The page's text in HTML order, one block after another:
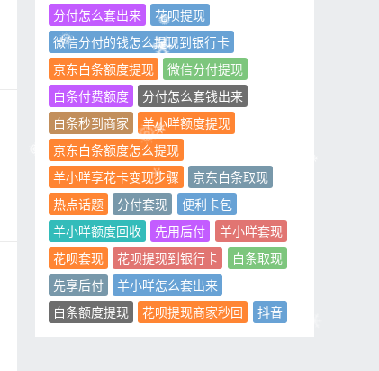
分付怎么套出来
花呗提现
微信分付的钱怎么提现到银行卡
京东白条额度提现
微信分付提现
白条付费额度
分付怎么套钱出来
白条秒到商家
羊小咩额度提现
京东白条额度怎么提现
羊小咩享花卡变现步骤
京东白条取现
热点话题
分付套现
便利卡包
羊小咩额度回收
先用后付
羊小咩套现
花呗套现
花呗提现到银行卡
白条取现
先享后付
羊小咩怎么套出来
白条额度提现
花呗提现商家秒回 抖音